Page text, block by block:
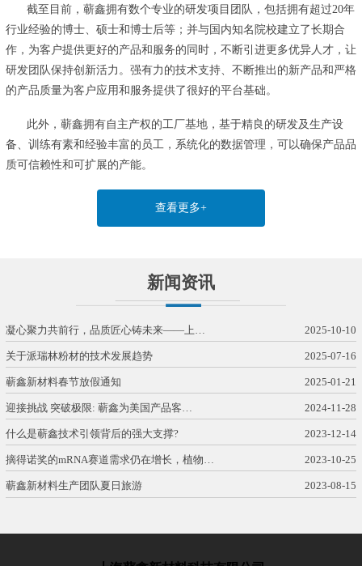
截至目前，蕲鑫拥有数个专业的研发项目团队，包括拥有超过20年
行业经验的博士、硕士和博士后等；并与国内知名院校建立了长期合
作，为客户提供更好的产品和服务的同时，不断引进更多优异人才，让
研发团队保持创新活力。强有力的技术支持、不断推出的新产品和严格
的产品质量为客户应用和服务提供了很好的平台基础。
此外，蕲鑫拥有自主产权的工厂基地，基于精良的研发及生产设
备、训练有素和经验丰富的员工，系统化的数据管理，可以确保产品品
质可信赖性和可扩展的产能。
查看更多+
新闻资讯
凝心聚力共前行，品质匠心铸未来——上… 2025-10-10
关于派瑞林粉材的技术发展趋势 2025-07-16
蕲鑫新材料春节放假通知 2025-01-21
迎接挑战 突破极限: 蕲鑫为美国产品客… 2024-11-28
什么是蕲鑫技术引领背后的强大支撑? 2023-12-14
摘得诺奖的mRNA赛道需求仍在增长，植物… 2023-10-25
蕲鑫新材料生产团队夏日旅游 2023-08-15